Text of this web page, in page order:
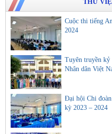
THƯ
Cuộc thi tiếng
2024
Tuyên truyền kỷ
Nhân dân Việt
Đại hội Chi
kỳ 2023 – 2024